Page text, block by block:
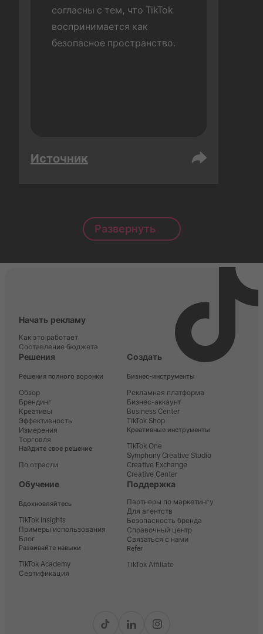
согласны с тем, что TikTok
воспринимается как
безопасное пространство.
Источник
Развернуть
Начать рекламу
Как это работает
Составление бюджета
Решения
Решения полного воронки
Обзор
Брендинг
Креативы
Эффективность
Измерения
Торговля
Найдите свое решение
По отрасли
Создать
Бизнес-инструменты
Рекламная платформа
Бизнес-аккаунт
Business Center
TikTok Shop
Креативные инструменты
TikTok One
Symphony Creative Studio
Creative Exchange
Creative Center
Обучение
Вдохновляйтесь
TIkTok Insights
Примеры использования
Блог
Развивайте навыки
TikTok Academy
Сертификация
Поддержка
Партнеры по маркетингу
Для агентств
Безопасность бренда
Справочный центр
Связаться с нами
Refer
TikTok Affiliate